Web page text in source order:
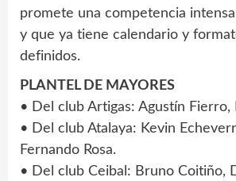
promete una competencia
y que ya tiene calendario y
definidos.
PLANTEL DE MAYORES
• Del club Artigas: Agustín Fierro,
• Del club Atalaya: Kevin
Fernando Rosa.
• Del club Ceibal: Bruno Coitiño,